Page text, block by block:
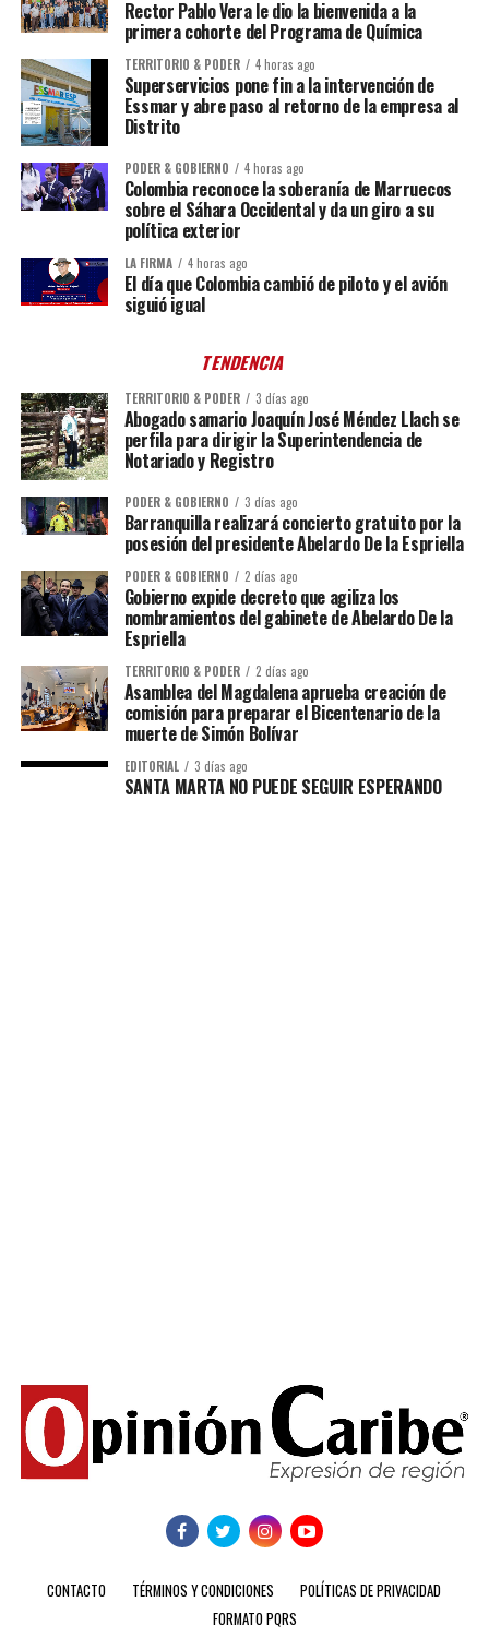
Rector Pablo Vera le dio la bienvenida a la
primera cohorte del Programa de Química
TERRITORIO & PODER 4 horas ago
Superservicios pone fin a la intervención de
Essmar y abre paso al retorno de la empresa al
Distrito
PODER & GOBIERNO 4 horas ago
Colombia reconoce la soberanía de Marruecos
sobre el Sáhara Occidental y da un giro a su
política exterior
LA FIRMA 4 horas ago
El día que Colombia cambió de piloto y el avión
siguió igual
TENDENCIA
TERRITORIO & PODER 3 días ago
Abogado samario Joaquín José Méndez Llach se
perfila para dirigir la Superintendencia de
Notariado y Registro
PODER & GOBIERNO 3 días ago
Barranquilla realizará concierto gratuito por la
posesión del presidente Abelardo De la Espriella
PODER & GOBIERNO 2 días ago
Gobierno expide decreto que agiliza los
nombramientos del gabinete de Abelardo De la
Espriella
TERRITORIO & PODER 2 días ago
Asamblea del Magdalena aprueba creación de
comisión para preparar el Bicentenario de la
muerte de Simón Bolívar
EDITORIAL 3 días ago
SANTA MARTA NO PUEDE SEGUIR ESPERANDO
CONTACTO TÉRMINOS Y CONDICIONES
POLÍTICAS DE PRIVACIDAD
FORMATO PQRS